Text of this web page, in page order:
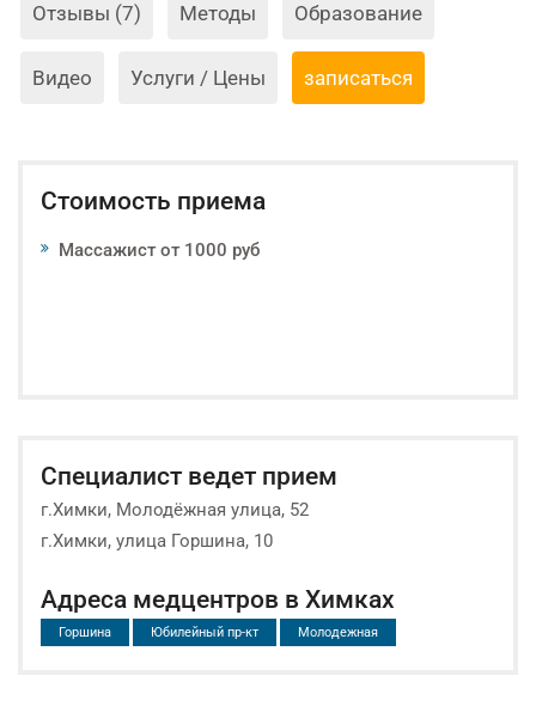
Отзывы (7) Методы Образование
Видео Услуги / Цены записаться
Стоимость приема
Массажист от 1000 руб
Специалист ведет прием
г.Химки, Молодёжная улица, 52
г.Химки, улица Горшина, 10
Адреса медцентров в Химках
Горшина Юбилейный пр-кт Молодежная